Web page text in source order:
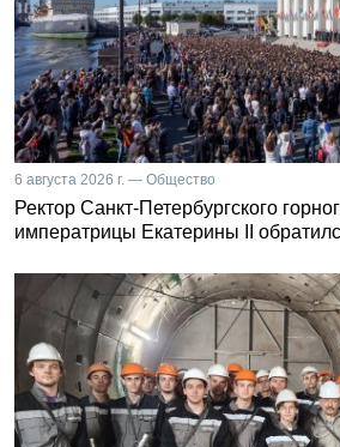
6 августа 2026 г. — Общество
Ректор Санкт-Петербургского
императрицы Екатерины II